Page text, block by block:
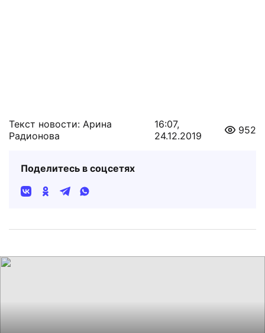
Текст новости: Арина
Радионова
16:07,
24.12.2019
952
Поделитесь в соцсетях